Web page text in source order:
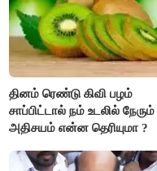
தினம் ரெண்டு கிவி பழம்
சாப்பிட்டால் நம் உடலில் நேரும்
அதிசயம் என்ன தெரியுமா ?